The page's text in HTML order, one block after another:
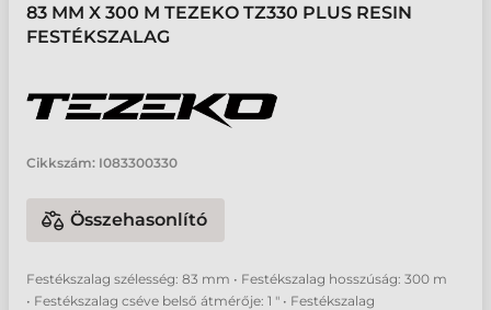
83 MM X 300 M TEZEKO TZ330 PLUS RESIN
FESTÉKSZALAG
Cikkszám: I083300330
Összehasonlító
Festékszalag szélesség: 83 mm • Festékszalag hosszúság: 300 m
• Festékszalag cséve belső átmérője: 1 " • Festékszalag